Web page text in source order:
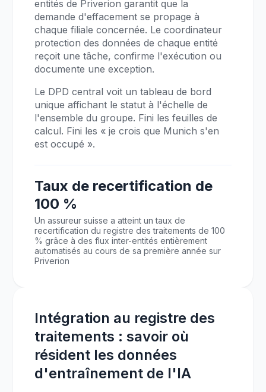
entités de Priverion garantit que la
demande d'effacement se propage à
chaque filiale concernée. Le coordinateur
protection des données de chaque entité
reçoit une tâche, confirme l'exécution ou
documente une exception.
Le DPD central voit un tableau de bord
unique affichant le statut à l'échelle de
l'ensemble du groupe. Fini les feuilles de
calcul. Fini les « je crois que Munich s'en
est occupé ».
Taux de recertification de
100 %
Un assureur suisse a atteint un taux de
recertification du registre des traitements de 100
% grâce à des flux inter-entités entièrement
automatisés au cours de sa première année sur
Priverion
Intégration au registre des
traitements : savoir où
résident les données
d'entraînement de l'IA